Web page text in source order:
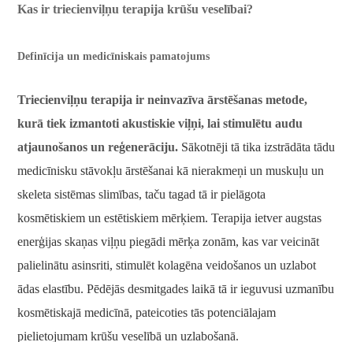
Kas ir triecienviļņu terapija krūšu veselībai?
Definīcija un medicīniskais pamatojums
Triecienviļņu terapija ir neinvazīva ārstēšanas metode,
kurā tiek izmantoti akustiskie viļņi, lai stimulētu audu
atjaunošanos un reģenerāciju. Sākotnēji tā tika izstrādāta tādu
medicīnisku stāvokļu ārstēšanai kā nierakmeņi un muskuļu un
skeleta sistēmas slimības, taču tagad tā ir pielāgota
kosmētiskiem un estētiskiem mērķiem. Terapija ietver augstas
enerģijas skaņas viļņu piegādi mērķa zonām, kas var veicināt
palielinātu asinsriti, stimulēt kolagēna veidošanos un uzlabot
ādas elastību. Pēdējās desmitgades laikā tā ir ieguvusi uzmanību
kosmētiskajā medicīnā, pateicoties tās potenciālajam
pielietojumam krūšu veselībā un uzlabošanā.